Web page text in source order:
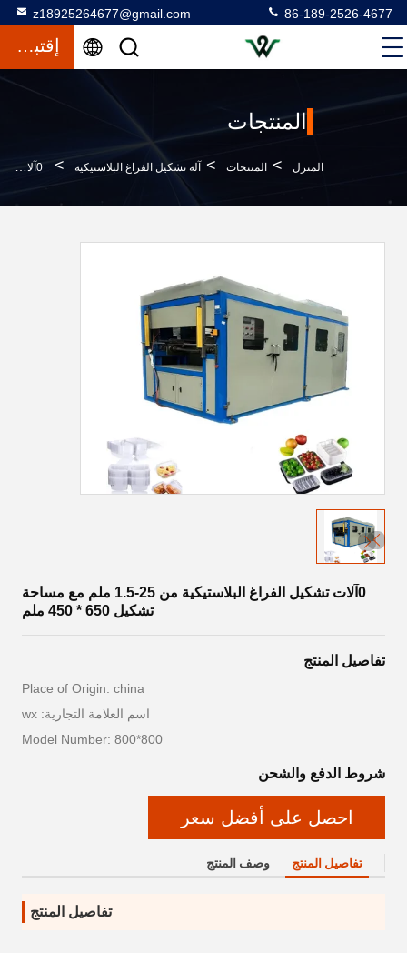
z18925264677@gmail.com 86-189-2526-4677
إقتباس
المنتجات
المنزل > المنتجات > آلة تشكيل الفراغ البلاستيكية > 0آلات تشكيل الفراغ البلاستيكية من 25-1.5 ملم مع مساحة تشكيل 650 * 450 ملم
0آلات تشكيل الفراغ البلاستيكية من 25-1.5 ملم مع مساحة
تشكيل 650 * 450 ملم
تفاصيل المنتج
Place of Origin: china
اسم العلامة التجارية: wx
Model Number: 800*800
شروط الدفع والشحن
احصل على أفضل سعر
تفاصيل المنتج وصف المنتج
تفاصيل المنتج